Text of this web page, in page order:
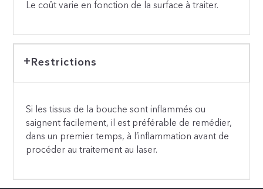
Le coût varie en fonction de la surface à traiter.
Restrictions
Si les tissus de la bouche sont inflammés ou
saignent facilement, il est préférable de remédier,
dans un premier temps, à l’inflammation avant de
procéder au traitement au laser.